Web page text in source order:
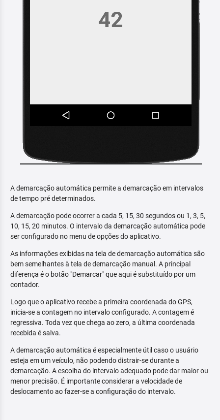
A demarcação automática permite a demarcação em intervalos
de tempo pré determinados.
A demarcação pode ocorrer a cada 5, 15, 30 segundos ou 1, 3, 5,
10, 15, 20 minutos. O intervalo da demarcação automática pode
ser configurado no menu de opções do aplicativo.
As informações exibidas na tela de demarcação automática são
bem semelhantes à tela de demarcação manual. A principal
diferença é o botão "Demarcar" que aqui é substituído por um
contador.
Logo que o aplicativo recebe a primeira coordenada do GPS,
inicia-se a contagem no intervalo configurado. A contagem é
regressiva. Toda vez que chega ao zero, a última coordenada
recebida é salva.
A demarcação automática é especialmente útil caso o usuário
esteja em um veículo, não podendo distrair-se durante a
demarcação. A escolha do intervalo adequado pode dar maior ou
menor precisão. É importante considerar a velocidade de
deslocamento ao fazer-se a configuração do intervalo.